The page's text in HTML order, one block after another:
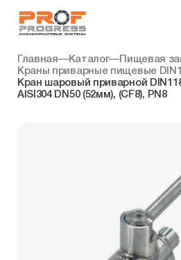
Главная—Каталог— Пищевая
Краны приварные пищевые
Кран шаровый приварной
AISI304 DN50 (52мм), (CF8), PN8